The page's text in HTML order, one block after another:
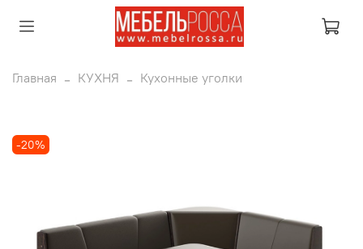
Главная КУХНЯ Кухонные уголки
-20%